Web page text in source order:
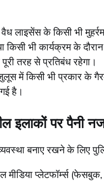
वैध लाइसेंस के किसी भी
किसी भी कार्यक्रम के
तरह से प्रतिबंध रहेगा।
में किसी भी प्रकार के
है।
इलाकों पर पैनी
बनाए रखने के लिए
मीडिया प्लेटफॉर्म्स